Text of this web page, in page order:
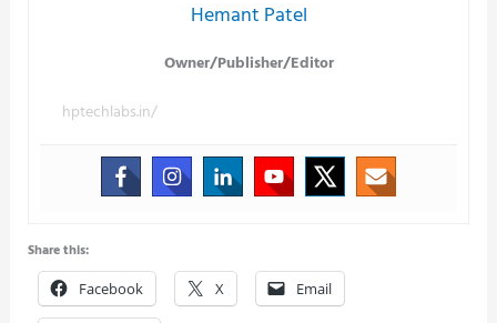
Hemant Patel
Owner/Publisher/Editor
hptechlabs.in/
Share this:
Facebook X Email